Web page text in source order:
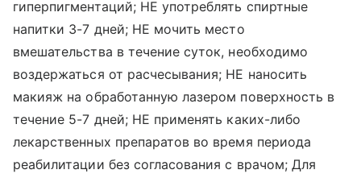
гиперпигментаций; НЕ употреблять спиртные
напитки 3-7 дней; НЕ мочить место
вмешательства в течение суток, необходимо
воздержаться от расчесывания; НЕ наносить
макияж на обработанную лазером поверхность в
течение 5-7 дней; НЕ применять каких-либо
лекарственных препаратов во время периода
реабилитации без согласования с врачом; Для